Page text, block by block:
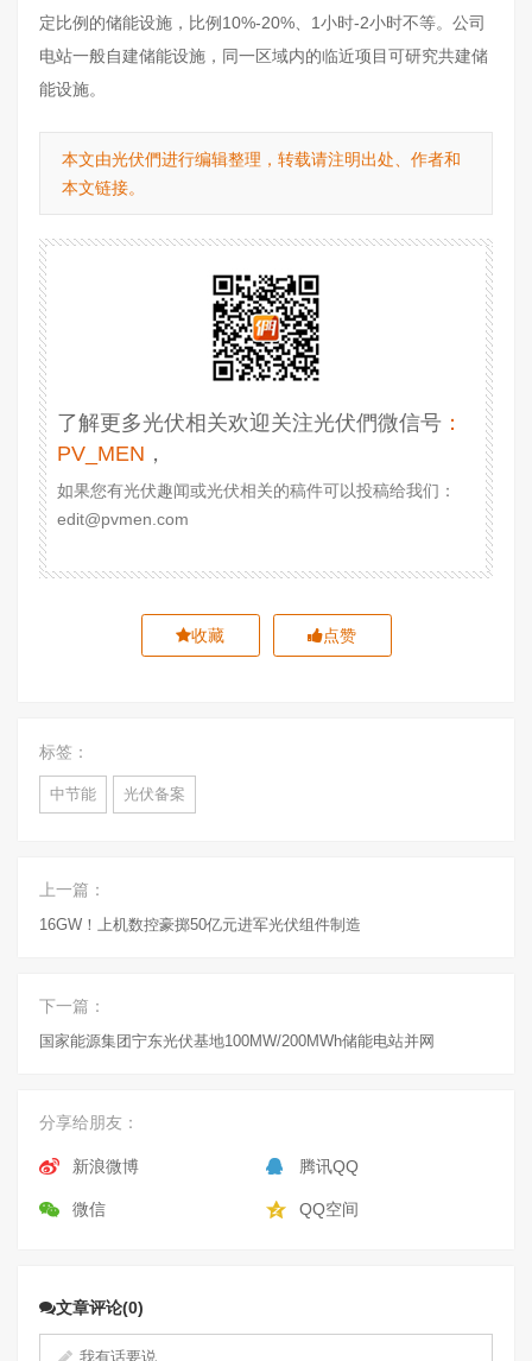
定比例的储能设施，比例10%-20%、1小时-2小时不等。公司
电站一般自建储能设施，同一区域内的临近项目可研究共建储
能设施。
本文由光伏們进行编辑整理，转载请注明出处、作者和
本文链接。
了解更多光伏相关欢迎关注光伏們微信号 ：
PV_MEN ，
如果您有光伏趣闻或光伏相关的稿件可以投稿给我们：
edit@pvmen.com
收藏 点赞
标签：
中节能 光伏备案
上一篇：
16GW！上机数控豪掷50亿元进军光伏组件制造
下一篇：
国家能源集团宁东光伏基地100MW/200MWh储能电站并网
分享给朋友：
新浪微博 腾讯QQ
微信 QQ空间
文章评论(0)